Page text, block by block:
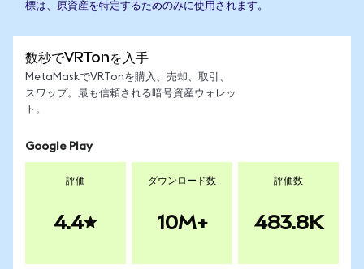
標は、原資産を特定するためのみに使用されます。
数秒でVRTonを入手
MetaMaskでVRTonを購入、売却、取引、
スワップ。最も信頼される暗号資産ウォレッ
ト。
Google Play
評価
4.4
ダウンロード数
10M+
評価数
483.8K